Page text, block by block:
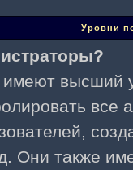
Уровни
высший
все
Они также